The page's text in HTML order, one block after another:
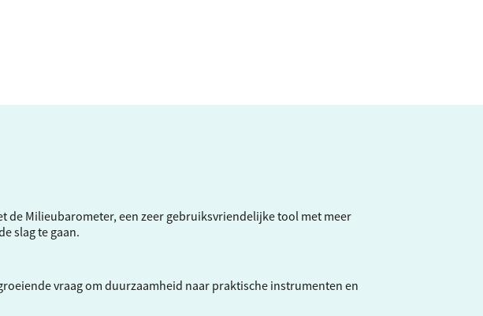
de Milieubarometer, een zeer gebruiksvriendelijke tool met meer
slag te gaan.
vraag om duurzaamheid naar praktische instrumenten en